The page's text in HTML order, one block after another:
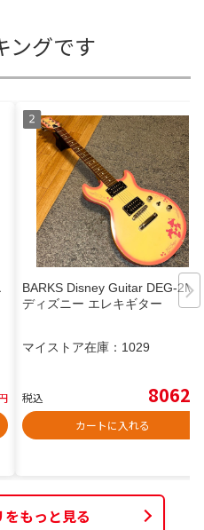
ングです
BARKS Disney Guitar DEG-2MP
ディズニー エレキギター
マイストア在庫： 1029
税込 8062
カートに入れる
もっと見る